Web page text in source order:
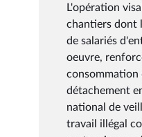
L'opération
chantiers dont
de salariés
oeuvre,
consommation
détachement
national de
travail illégal